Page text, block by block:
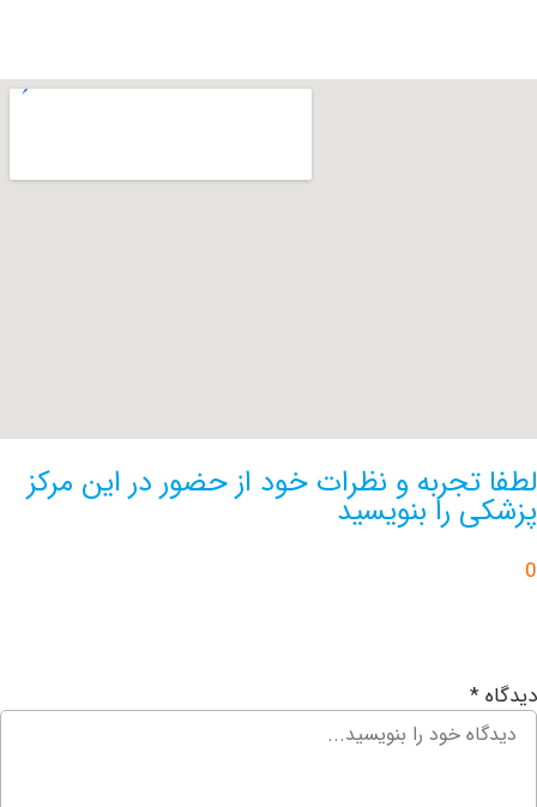
و نظرات خود از حضور در این مرکز
را بنویسید